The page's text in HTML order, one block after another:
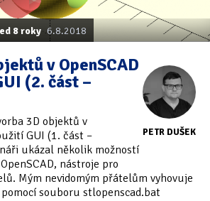
8 roky 6.8.2018
PETR DUŠEK
v OpenSCAD
(2. část –
3D objektů v
GUI (1. část –
ukázal několik možností
nástroje pro
Mým nevidomým přátelům vyhovuje
souboru stlopenscad.bat